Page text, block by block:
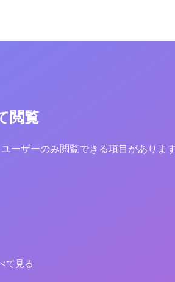
閲覧
ーザーのみ閲覧できる項目がありま
て見る